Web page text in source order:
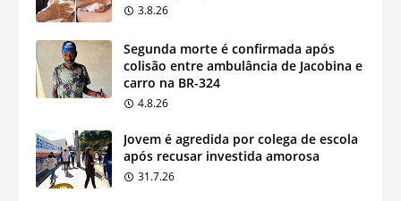
3.8.26
Segunda morte é confirmada após
colisão entre ambulância de Jacobina e
carro na BR-324
4.8.26
Jovem é agredida por colega de escola
após recusar investida amorosa
31.7.26